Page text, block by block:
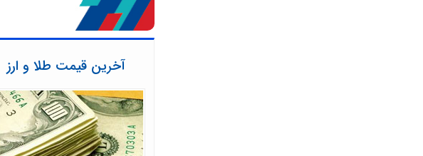
آخرین قیمت طلا و ارز